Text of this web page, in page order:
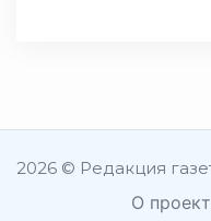
2026 © Редакция
О